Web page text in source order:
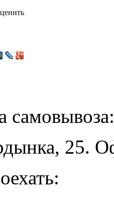
самовывоза:
25.